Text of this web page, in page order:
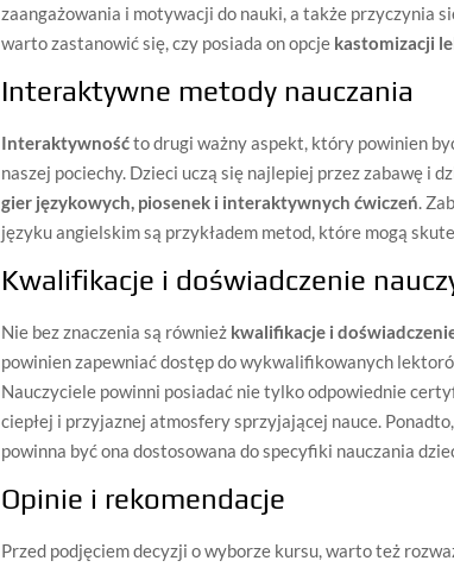
zaangażowania i motywacji do nauki, a także przyczynia
warto zastanowić się, czy posiada on opcje kastomizacji
Interaktywne metody nauczania
Interaktywnośćto drugi ważny aspekt, który powinien
naszej pociechy. Dzieci uczą się najlepiej przez zabawę i
gier językowych, piosenek i interaktywnych ćwiczeń .
języku angielskim są przykładem metod, które mogą
Kwalifikacje i doświadczenie
Nie bez znaczenia są również kwalifikacje i
powinien zapewniać dostęp do wykwalifikowanych
Nauczyciele powinni posiadać nie tylko odpowiednie
ciepłej i przyjaznej atmosfery sprzyjającej nauce.
powinna być ona dostosowana do specyfiki nauczania
Opinie i rekomendacje
Przed podjęciem decyzji o wyborze kursu, warto też